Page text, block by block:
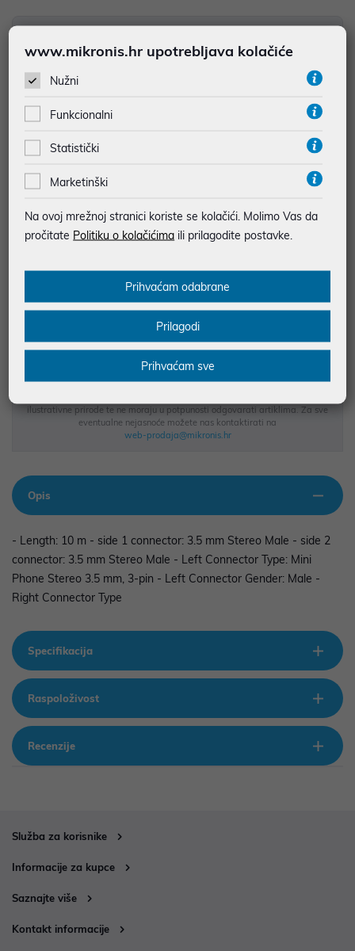
Pošaljite upit naweb-prodaja@mikronis.hr
najam za pravne osobe od 12 do 36 mj. već od
MOGUĆNOST PLAĆANJA NA RATE
Podaci uz artikle su prezentirani u dobroj namjeri. Mikronis d.o.o. ne
odgovara za eventualne pogreške nastale u opisu proizvoda, greške
ilustrativne prirode te ne moraju u potpunosti odgovarati artiklima. Za sve
eventualne nejasnoće možete nas kontaktirati na
web-prodaja@mikronis.hr
Opis
- Length: 10 m - side 1 connector: 3.5 mm Stereo Male - side 2
connector: 3.5 mm Stereo Male - Left Connector Type: Mini
Phone Stereo 3.5 mm, 3-pin - Left Connector Gender: Male -
Right Connector Type
Specifikacija
Raspoloživost
Recenzije
Služba za korisnike
Informacije za kupce
Saznajte više
Kontakt informacije
www.mikronis.hr upotrebljava kolačiće
Nužni
Funkcionalni
Statistički
Marketinški
Na ovoj mrežnoj stranici koriste se kolačići. Molimo Vas da
pročitate Politiku o kolačićima ili prilagodite postavke.
Prihvaćam odabrane
Prilagodi
Prihvaćam sve